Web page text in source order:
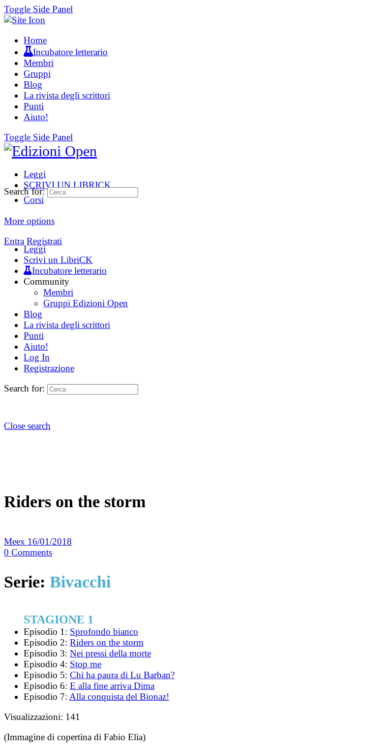
Toggle Side Panel
Home
Incubatore letterario
Membri
Gruppi
Blog
La rivista degli scrittori
Punti
Aiuto!
Toggle Side Panel
Leggi
SCRIVI UN LIBRICK
Corsi
More options
Entra Registrati
Search for:
Leggi
Scrivi un LibriCK
Incubatore letterario
Community
Membri
Gruppi Edizioni Open
Blog
La rivista degli scrittori
Punti
Aiuto!
Log In
Registrazione
Search for:
Close search
Riders on the storm
Meex 16/01/2018
0 Comments
Serie: Bivacchi
STAGIONE 1
Episodio 1: Sprofondo bianco
Episodio 2: Riders on the storm
Episodio 3: Nei pressi della morte
Episodio 4: Stop me
Episodio 5: Chi ha paura di Lu Barban?
Episodio 6: E alla fine arriva Dima
Episodio 7: Alla conquista del Bionaz!
Visualizzazioni: 141
(Immagine di copertina di Fabio Elia)